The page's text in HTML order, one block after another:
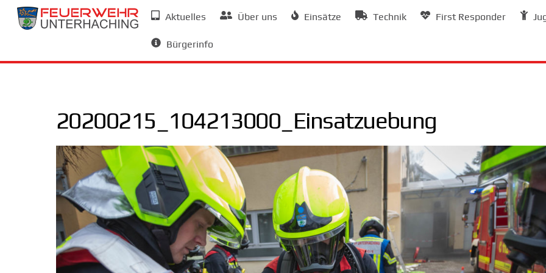
Skip
Aktuelles Über uns Einsätze Technik First Responder
Bürgerinfo
20200215_104213000_Einsatzuebung